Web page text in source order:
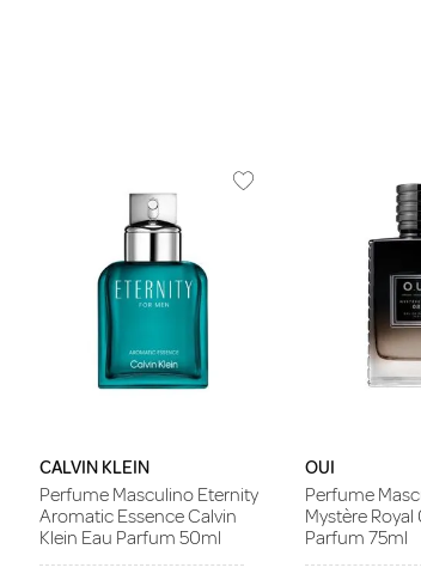
CALVIN KLEIN
Perfume Masculino Eternity
Aromatic Essence Calvin
Klein Eau Parfum 50ml
OUI
Perfume
Mystère
Parfum 75ml